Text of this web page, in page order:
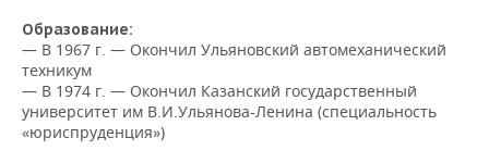
ВУЗЫ ТАТАРСТАНА
КОМУ ПРИНАДЛЕЖАТ
ТОРГОВЫЕ ЦЕНТРЫ
ТАТАРСТАНА
БАНКИ
БЮДЖЕТ
ИНВЕСТИЦИИ
АГРОПРОМ
МАШИНОСТРОЕНИЕ
НОВОСТИ НЕДВИЖИМОСТИ
АВТО
НОВОСТИ АВТО
БИЗНЕС
НОВОСТИ БИЗНЕСА
ТЕХНОЛОГИИ
Образование:
— В 1967 г. — Окончил Ульяновский автомеханический
техникум
— В 1974 г. — Окончил Казанский государственный
университет им В.И.Ульянова-Ленина (специальность
«юриспруденция»)